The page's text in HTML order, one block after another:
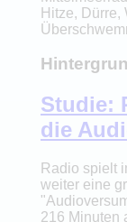
Hitze, Dürre,
Studie:
die
Radio spielt
weiter eine
216 Minuten